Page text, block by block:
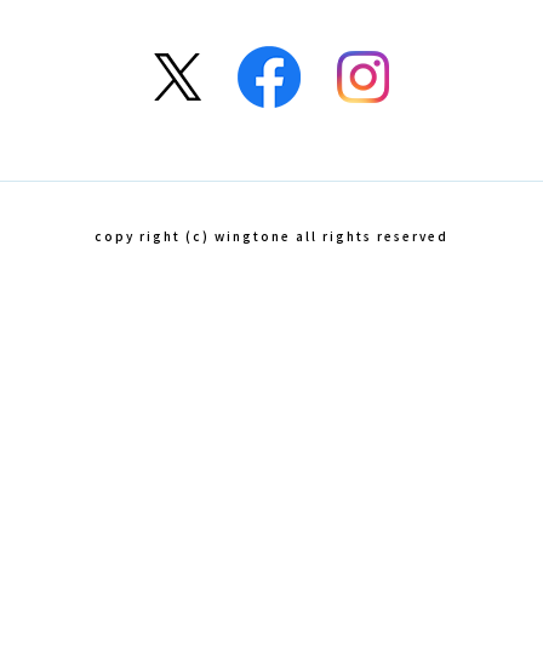
copy right (c) wingtone all rights reserved